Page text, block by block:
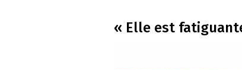
« Elle est